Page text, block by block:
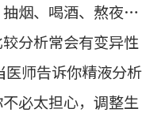
烟、喝酒、熬夜…
分析常会有变异性
医师告诉你精液分析
必太担心，调整生